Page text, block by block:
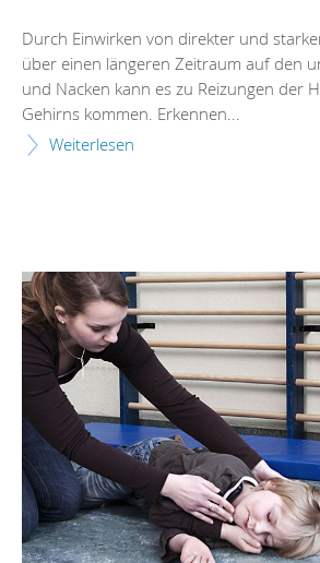
Durch Einwirken von direkter und
über einen längeren Zeitraum auf den
und Nacken kann es zu Reizungen der
Gehirns kommen. Erkennen...
Weiterlesen